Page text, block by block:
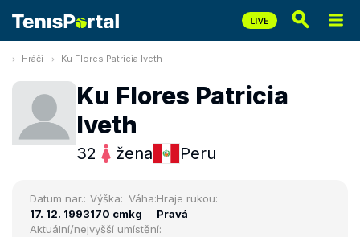
Hráči Ku Flores Patricia Iveth
Ku Flores Patricia
Iveth
32 žena Peru
Datum nar.:
17. 12. 1993
Výška:
170 cm
Váha:
kg
Hraje rukou:
Pravá
Aktuální/nejvyšší umístění: